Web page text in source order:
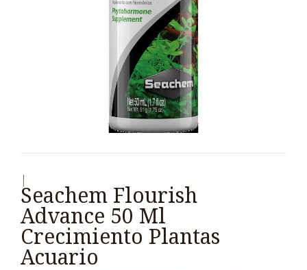
Seachem Flourish
Advance 50 Ml
Crecimiento Plantas
Acuario